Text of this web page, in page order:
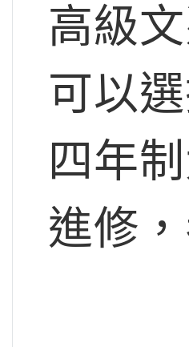
高級
可以
四年
進修